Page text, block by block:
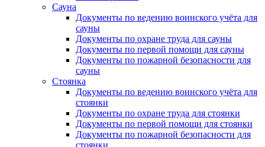
Сауна
Документы по ведению воинского учёта для
сауны
Документы по охране труда для сауны
Документы по первой помощи для сауны
Документы по пожарной безопасности для
сауны
Стоянка
Документы по ведению воинского учёта для
стоянки
Документы по охране труда для стоянки
Документы по первой помощи для стоянки
Документы по пожарной безопасности для
стоянки